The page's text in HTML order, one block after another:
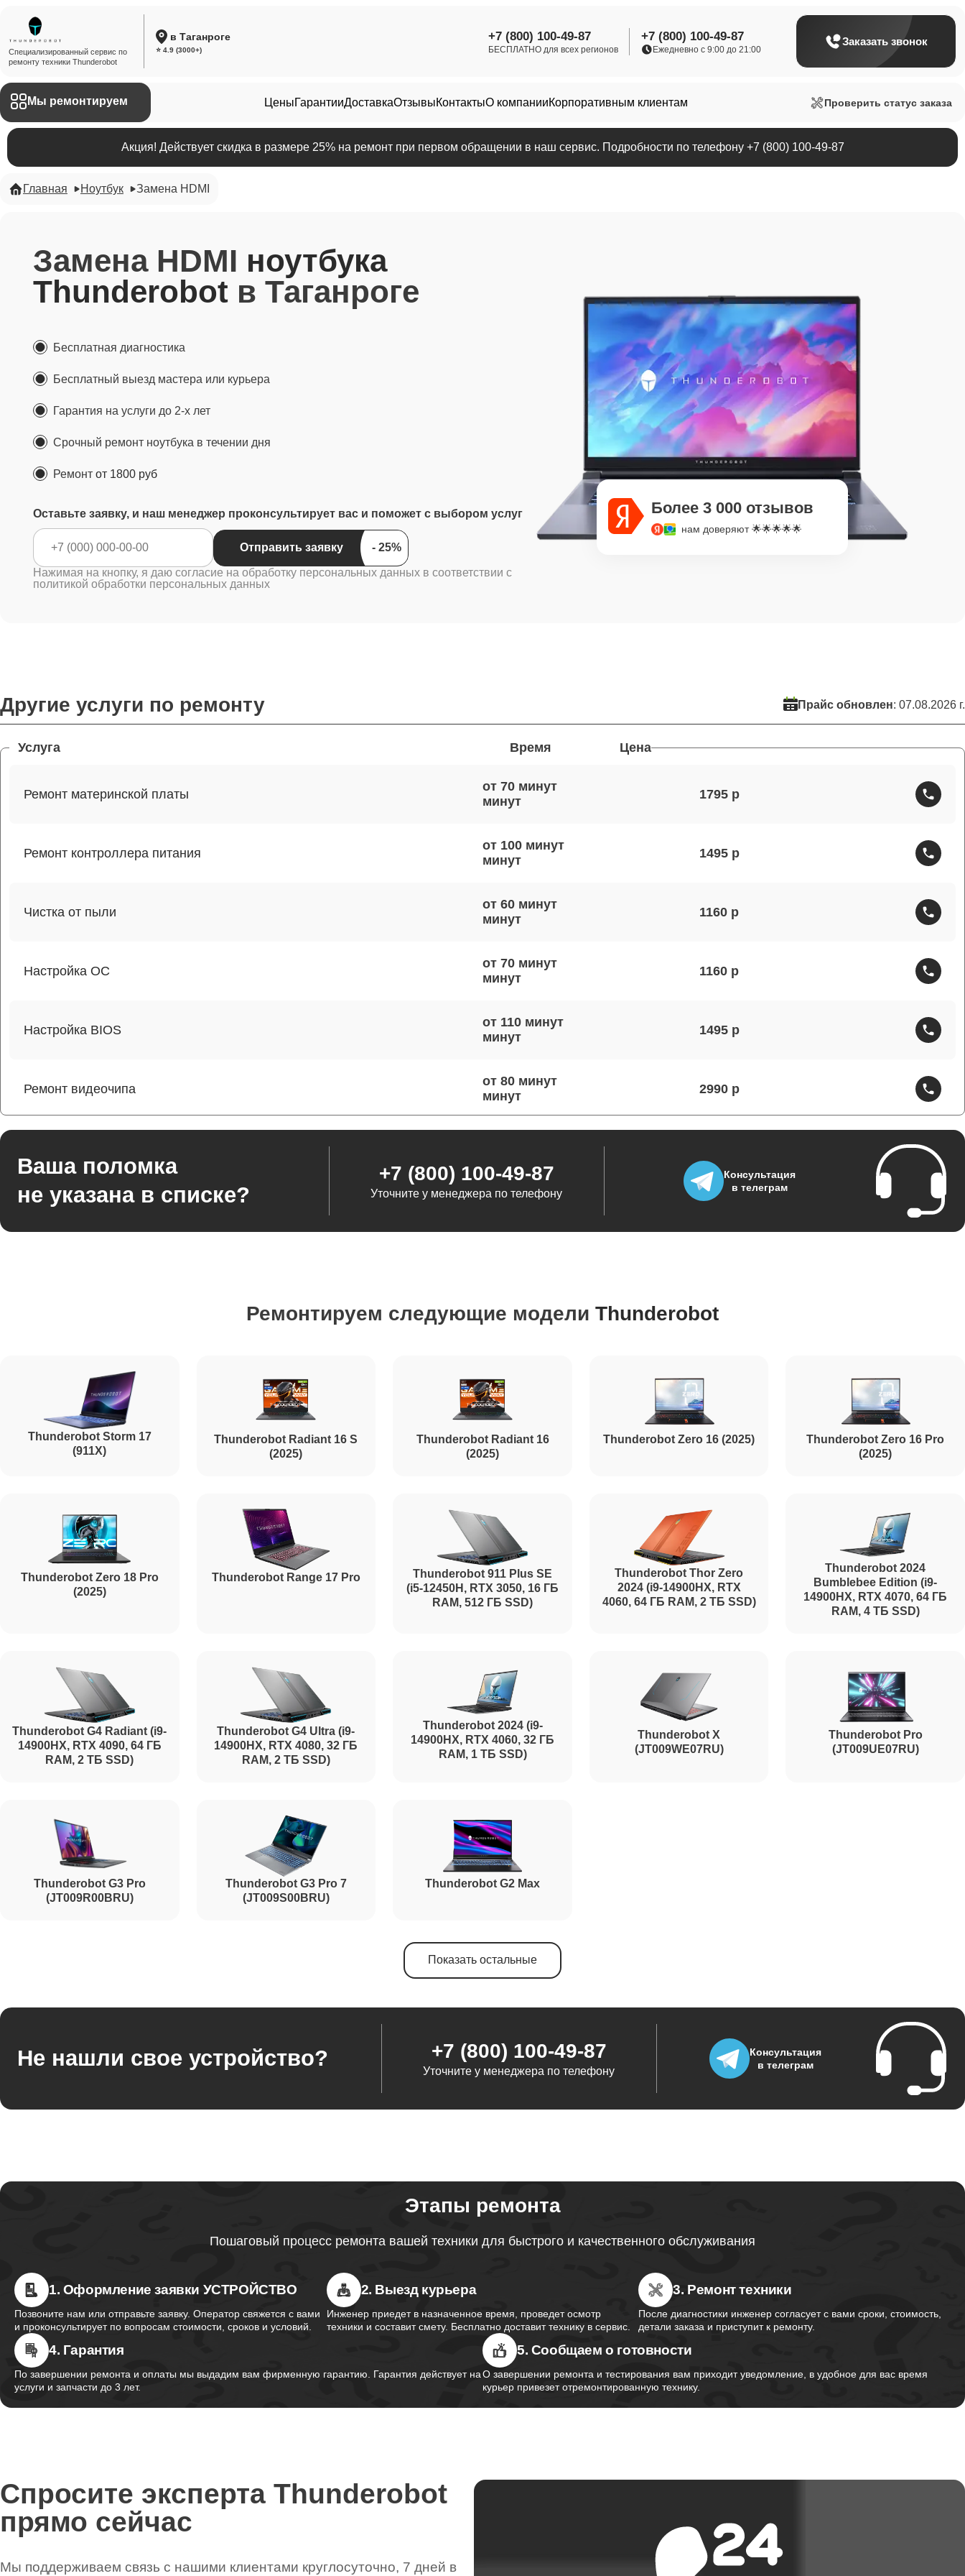
Специализированный сервис по
ремонту техники Thunderobot
в Таганроге
⭐ 4.9 (3000+)
+7 (800) 100-49-87
БЕСПЛАТНО для всех регионов
+7 (800) 100-49-87
Ежедневно с 9:00 до 21:00
Заказать звонок
Мы ремонтируем ЦеныГарантииДоставкаОтзывыКонтактыО компанииКорпоративным клиентам Проверить статус заказа
Акция! Действует скидка в размере 25% на ремонт при первом обращении в наш сервис. Подробности по телефону +7 (800) 100-49-87
Главная Ноутбук Замена HDMI
Замена HDMI ноутбука
Thunderobot в Таганроге
Бесплатная диагностика
Бесплатный выезд мастера или курьера
Гарантия на услуги до 2-х лет
Срочный ремонт ноутбука в течении дня
Ремонт от 1800 руб
Оставьте заявку, и наш менеджер проконсультирует вас и поможет с выбором услуг
Отправить заявку
Нажимая на кнопку, я даю согласие на обработку персональных данных в соответствии с
политикой обработки персональных данных
Более 3 000 отзывов
нам доверяют 🌟🌟🌟🌟🌟
Другие услуги по ремонту Прайс обновлен: 07.08.2026 г.
Услуга Время Цена
Ремонт материнской платы
от 70 минут
1795
Ремонт контроллера питания
от 100 минут
1495
Чистка от пыли
от 60 минут
1160
Настройка ОС
от 70 минут
1160
Настройка BIOS
от 110 минут
1495
Ремонт видеочипа
от 80 минут
2990
Ремонт видеокарты
от 120 минут
от 70 минут
1500
Установка драйверов
от 120 минут
1170
Ремонт вебкамеры
от 80 минут
1620
Настройка Wi-Fi
от 50 минут
1260
от 60 минут
Ремонт южного моста
от 40 минут
2750
Ремонт USB порта
от 70 минут
1595
Ремонт звуковой карты
от 80 минут
от 120 минут
от 110 минут
Ремонт северного моста
от 40 минут
2750
Ремонт SSD
от 80 минут
Ремонт клавиатуры
Ремонт корпуса 1045
Ваша поломка
не указана в списке?
+7 (800) 100-49-87
Уточните у менеджера по телефону
Консультация
в телеграм
Ремонтируем следующие модели Thunderobot
Thunderobot Storm 17
(911X)
Thunderobot Radiant 16 S
(2025)
Thunderobot Radiant 16
(2025)
Thunderobot Zero 16 (2025)
Thunderobot Zero 16 Pro
(2025)
Thunderobot Zero 18 Pro
(2025)
Thunderobot Range 17 Pro
Thunderobot 911 Plus SE
(i5-12450H, RTX 3050, 16 ГБ
RAM, 512 ГБ SSD)
Thunderobot Thor Zero
2024 (i9-14900HX, RTX
4060, 64 ГБ RAM, 2 ТБ SSD)
Thunderobot 2024
Bumblebee Edition (i9-
14900HX, RTX 4070, 64 ГБ
RAM, 4 ТБ SSD)
Thunderobot G4 Radiant (i9-
14900HX, RTX 4090, 64 ГБ
RAM, 2 ТБ SSD)
Thunderobot G4 Ultra (i9-
14900HX, RTX 4080, 32 ГБ
RAM, 2 ТБ SSD)
Thunderobot 2024 (i9-
14900HX, RTX 4060, 32 ГБ
RAM, 1 ТБ SSD)
Thunderobot X
(JT009WE07RU)
Thunderobot Pro
(JT009UE07RU)
Thunderobot G3 Pro
(JT009R00BRU)
Thunderobot G3 Pro 7
(JT009S00BRU)
Thunderobot G2 Max
Показать остальные
Не нашли свое устройство? +7 (800) 100-49-87
Уточните у менеджера по телефону
Консультация
в телеграм
Этапы ремонта
Пошаговый процесс ремонта вашей техники для быстрого и качественного обслуживания
1. Оформление заявки УСТРОЙСТВО
Позвоните нам или отправьте заявку. Оператор свяжется с вами
и проконсультирует по вопросам стоимости, сроков и условий.
2. Выезд курьера
Инженер приедет в назначенное время, проведет осмотр
техники и составит смету. Бесплатно доставит технику в сервис.
3. Ремонт техники
После диагностики инженер согласует с вами сроки, стоимость,
детали заказа и приступит к ремонту.
4. Гарантия
По завершении ремонта и оплаты мы выдадим вам фирменную гарантию. Гарантия действует на
услуги и запчасти до 3 лет.
5. Сообщаем о готовности
О завершении ремонта и тестирования вам приходит уведомление, в удобное для вас время
курьер привезет отремонтированную технику.
Спросите эксперта Thunderobot
прямо сейчас
Мы поддерживаем связь с нашими клиентами круглосуточно, 7 дней в